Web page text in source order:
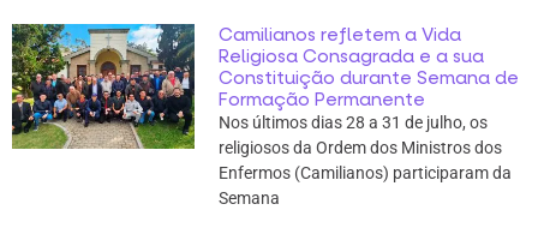
Camilianos refletem a Vida
Religiosa Consagrada e a sua
Constituição durante Semana de
Formação Permanente
Nos últimos dias 28 a 31 de julho, os
religiosos da Ordem dos Ministros dos
Enfermos (Camilianos) participaram da
Semana